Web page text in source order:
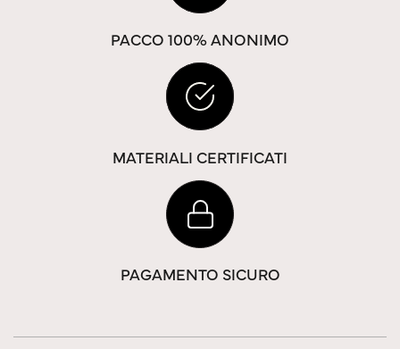
PACCO 100% ANONIMO
MATERIALI CERTIFICATI
PAGAMENTO SICURO